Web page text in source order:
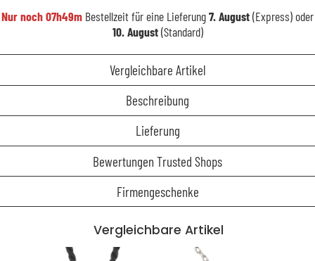
Nur noch07h49m Bestellzeit für eine Lieferung7. August(Express) oder
10. August(Standard)
Vergleichbare Artikel
Beschreibung
Lieferung
Bewertungen Trusted Shops
Firmengeschenke
Vergleichbare Artikel